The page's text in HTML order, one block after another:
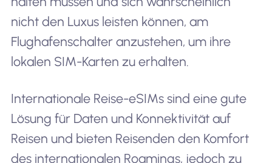
nicht den Luxus leisten können, am
Flughafenschalter anzustehen, um ihre
lokalen SIM-Karten zu erhalten.
Internationale Reise-eSIMs sind eine gute
Lösung für Daten und Konnektivität auf
Reisen und bieten Reisenden den Komfort
des internationalen Roamings, jedoch zu